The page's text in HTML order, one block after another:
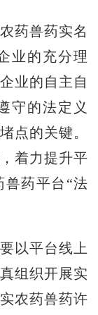
药兽药实名
业的充分理
业的自主自
守的法定义
点的关键。
着力提升平
兽药平台“法
以平台线上
组织开展实
农药兽药许